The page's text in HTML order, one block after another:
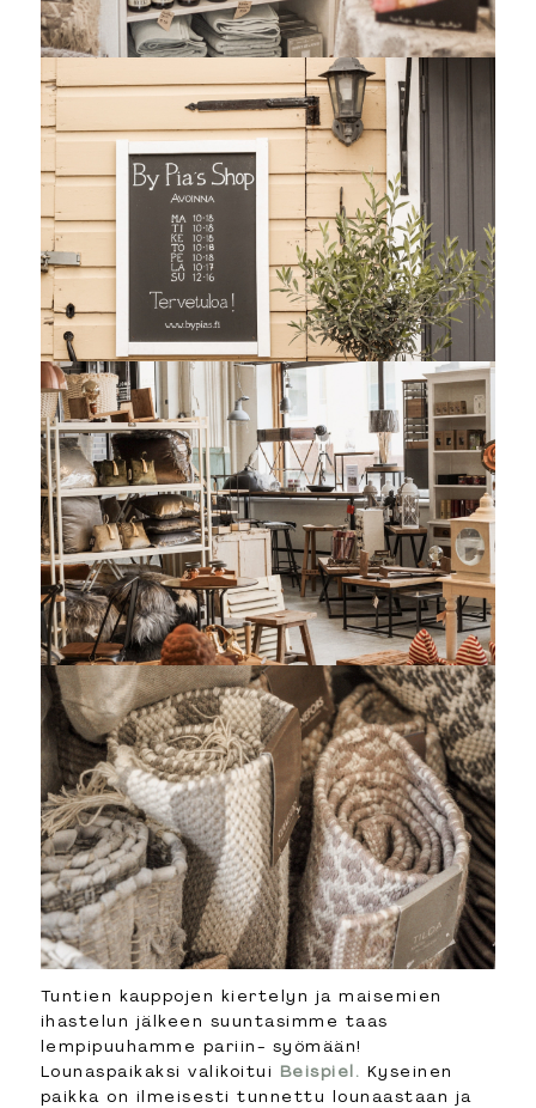
Tuntien kauppojen kiertelyn ja maisemien
ihastelun jälkeen suuntasimme taas
lempipuuhamme pariin- syömään!
Lounaspaikaksi valikoitui Beispiel. Kyseinen
paikka on ilmeisesti tunnettu lounaastaan ja